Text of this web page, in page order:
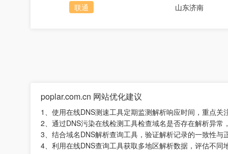
联通 山东济南
poplar.com.cn 网站优化建议
1、使用在线DNS测速工具定期监测解析响应时间，重点
2、通过DNS污染在线检测工具检查域名是否存在解析异
3、结合域名DNS解析查询工具，验证解析记录的一致性
4、利用在线DNS查询工具获取多地区解析数据，评估不